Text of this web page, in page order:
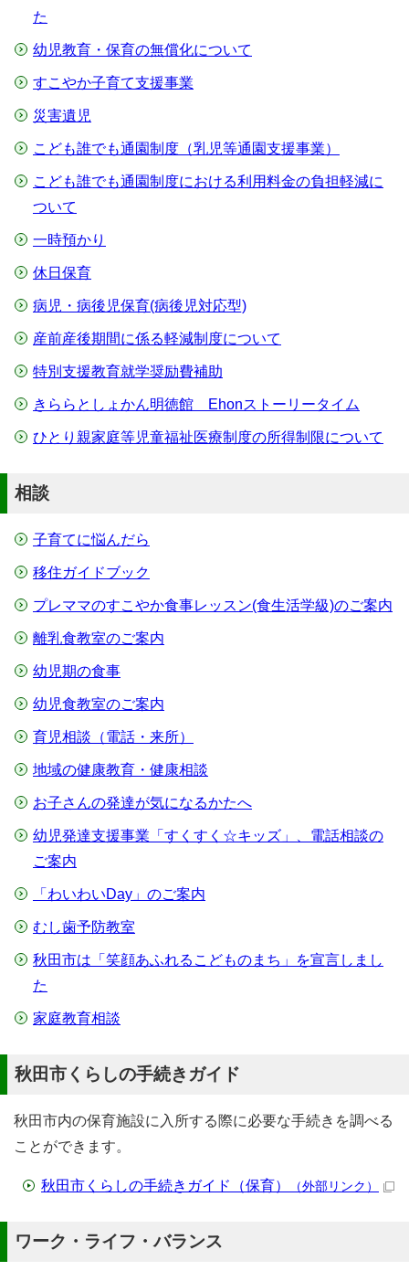
た
幼児教育・保育の無償化について
すこやか子育て支援事業
災害遺児
こども誰でも通園制度（乳児等通園支援事業）
こども誰でも通園制度における利用料金の負担軽減に
ついて
一時預かり
休日保育
病児・病後児保育(病後児対応型)
産前産後期間に係る軽減制度について
特別支援教育就学奨励費補助
きららとしょかん明徳館 Ehonストーリータイム
ひとり親家庭等児童福祉医療制度の所得制限について
相談
子育てに悩んだら
移住ガイドブック
プレママのすこやか食事レッスン(食生活学級)のご案内
離乳食教室のご案内
幼児期の食事
幼児食教室のご案内
育児相談（電話・来所）
地域の健康教育・健康相談
お子さんの発達が気になるかたへ
幼児発達支援事業「すくすく☆キッズ」、電話相談の
ご案内
「わいわいDay」のご案内
むし歯予防教室
秋田市は「笑顔あふれるこどものまち」を宣言しまし
た
家庭教育相談
秋田市くらしの手続きガイド
秋田市内の保育施設に入所する際に必要な手続きを調べる
ことができます。
秋田市くらしの手続きガイド（保育） （外部リンク）
ワーク・ライフ・バランス